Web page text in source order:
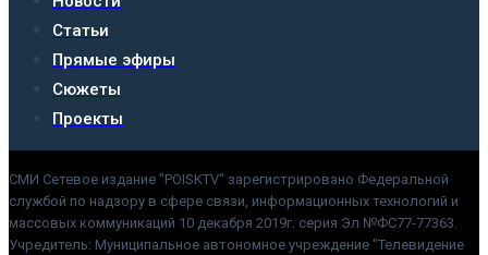
Статьи
Прямые эфиры
Сюжеты
Проекты
СМИ Сетевое издание "POISKTV" зарегистрировано Федеральной
службой по надзору в сфере связи, информационных технологий и
массовых коммуникаций 10 декабря 2019г. серия Эл №ФС77-77363.
Учредитель: Муниципальное автономное учреждение "Телевидение